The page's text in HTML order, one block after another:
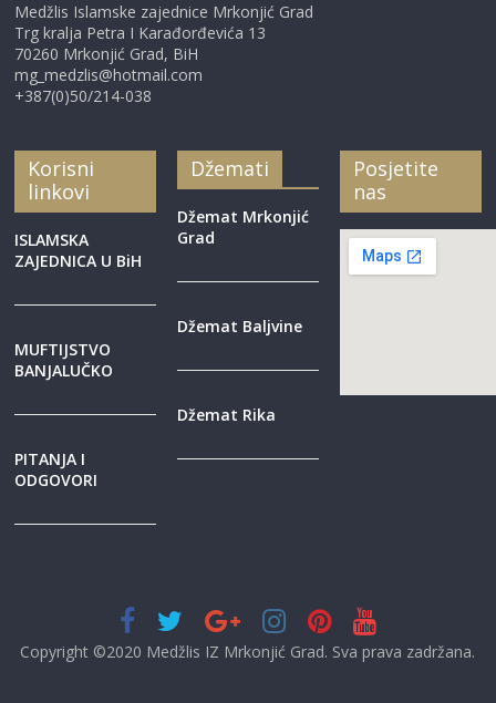
Medžlis Islamske zajednice Mrkonjić Grad
Trg kralja Petra I Karađorđevića 13
70260 Mrkonjić Grad, BiH
mg_medzlis@hotmail.com
+387(0)50/214-038
Korisni
linkovi
ISLAMSKA
ZAJEDNICA U BiH
MUFTIJSTVO
BANJALUČKO
PITANJA I
ODGOVORI
Džemati
Džemat Mrkonjić
Grad
Džemat Baljvine
Džemat Rika
Posjetite
nas
Copyright ©2020 Medžlis IZ Mrkonjić Grad. Sva prava zadržana.